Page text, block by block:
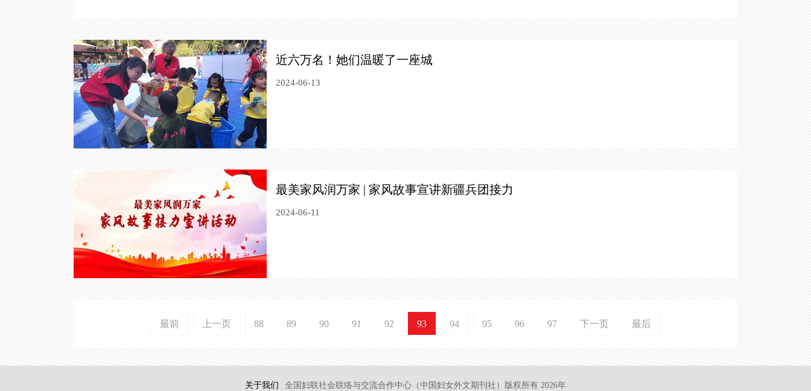
近六万名！她们温暖了一座城
2024-06-13
最美家风润万家 | 家风故事宣讲新疆兵团接力
2024-06-11
最前 上一页 88 89 90 91 92 93 94 95 96 97 下一页 最后
关于我们 全国妇联社会联络与交流合作中心（中国妇女外文期刊社）版权所有 2026年